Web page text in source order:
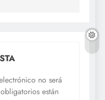
no será
están